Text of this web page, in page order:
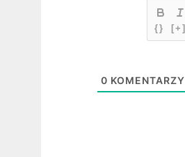
{} [+]
0 KOMENTARZY